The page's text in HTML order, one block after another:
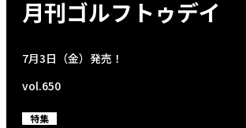
月刊ゴルフトゥデイ
7月3日（金）発売！
vol.650
特集